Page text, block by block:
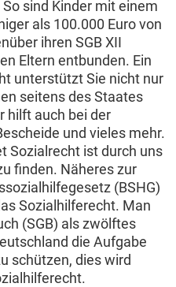
sind Kinder mit einem
als 100.000 Euro von
ihren SGB XII
Eltern entbunden. Ein
unterstützt Sie nicht nur
seitens des Staates
hilft auch bei der
und vieles mehr.
Sozialrecht ist durch uns
finden. Näheres zur
(BSHG)
Sozialhilferecht. Man
(SGB) als zwölftes
die Aufgabe
schützen, dies wird